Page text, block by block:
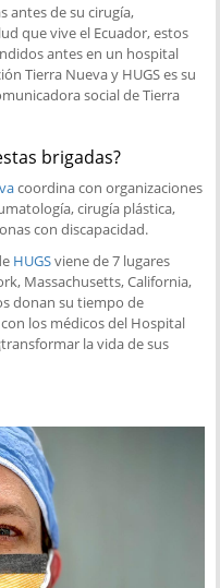
antes de su cirugía,
que vive el Ecuador, estos
antes en un hospital
Tierra Nueva y HUGS es su
social de Tierra
brigadas?
coordina con organizaciones
cirugía plástica,
con discapacidad.
HUGSviene de 7 lugares
Massachusetts, California,
donan su tiempo de
los médicos del Hospital
la vida de sus